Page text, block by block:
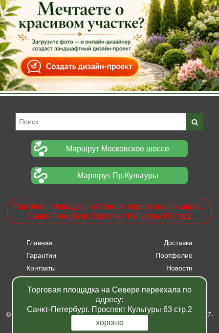
Маршрут Московское шоссе
Маршрут Пр.Культуры
Торговая площадка на Севере переехала по адресу:
Санкт-Петербург. Проспект Культуры 63 стр.2
Главная
Доставка
Гарантии
Портфолио
Контакты
Новости
Акции
© Питомник растений "Фавн" - Санкт-Петербург - Москва 2007-
2024
Торговая площадка на Севере переехала по
адресу:
Санкт-Петербург. Проспект Культуры 63 стр.2
хорошо